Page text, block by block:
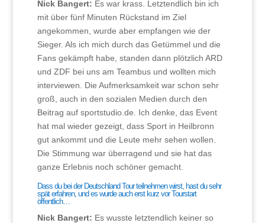
Nick Bangert: Es war krass. Letztendlich bin ich
mit über fünf Minuten Rückstand im Ziel
angekommen, wurde aber empfangen wie der
Sieger. Als ich mich durch das Getümmel und die
Fans gekämpft habe, standen dann plötzlich ARD
und ZDF bei uns am Teambus und wollten mich
interviewen. Die Aufmerksamkeit war schon sehr
groß, auch in den sozialen Medien durch den
Beitrag auf sportstudio.de. Ich denke, das Event
hat mal wieder gezeigt, dass Sport in Heilbronn
gut ankommt und die Leute mehr sehen wollen.
Die Stimmung war überragend und sie hat das
ganze Erlebnis noch schöner gemacht.
Dass du bei der Deutschland Tour teilnehmen wirst, hast du sehr
spät erfahren, und es wurde auch erst kurz vor Tourstart
öffentlich…
Nick Bangert: Es wusste letztendlich keiner so